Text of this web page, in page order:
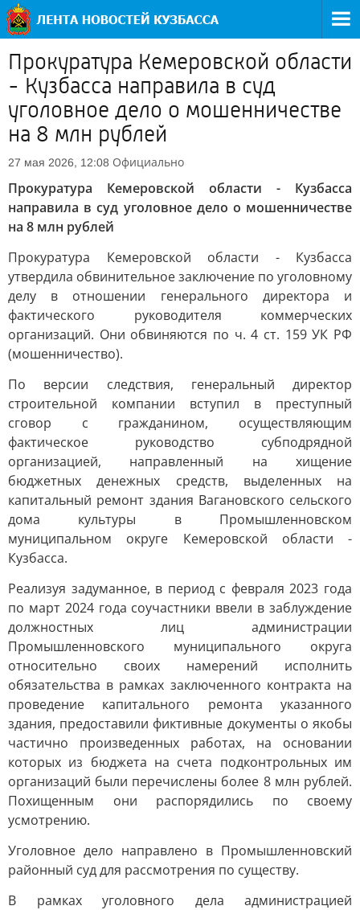
Прокуратура Кемеровской области
- Кузбасса направила в суд
уголовное дело о мошенничестве
на 8 млн рублей
27 мая 2026, 12:08 Официально
Прокуратура Кемеровской области - Кузбасса
направила в суд уголовное дело о мошенничестве
на 8 млн рублей
Прокуратура Кемеровской области - Кузбасса
утвердила обвинительное заключение по уголовному
делу в отношении генерального директора и
фактического руководителя коммерческих
организаций. Они обвиняются по ч. 4 ст. 159 УК РФ
(мошенничество).
По версии следствия, генеральный директор
строительной компании вступил в преступный
сговор с гражданином, осуществляющим
фактическое руководство субподрядной
организацией, направленный на хищение
бюджетных денежных средств, выделенных на
капитальный ремонт здания Вагановского сельского
дома культуры в Промышленновском
муниципальном округе Кемеровской области -
Кузбасса.
Реализуя задуманное, в период с февраля 2023 года
по март 2024 года соучастники ввели в заблуждение
должностных лиц администрации
Промышленновского муниципального округа
относительно своих намерений исполнить
обязательства в рамках заключенного контракта на
проведение капитального ремонта указанного
здания, предоставили фиктивные документы о якобы
частично произведенных работах, на основании
которых из бюджета на счета подконтрольных им
организаций были перечислены более 8 млн рублей.
Похищенным они распорядились по своему
усмотрению.
Уголовное дело направлено в Промышленновский
районный суд для рассмотрения по существу.
В рамках уголовного дела администрацией